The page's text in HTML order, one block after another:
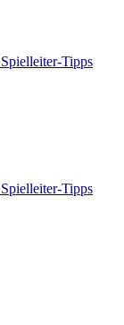
Tipps
Tipps